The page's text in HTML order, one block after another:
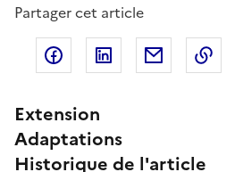
Partager cet article
Partager sur Facebook
Partager surPartager
Extension
Adaptations
Historique de l'article